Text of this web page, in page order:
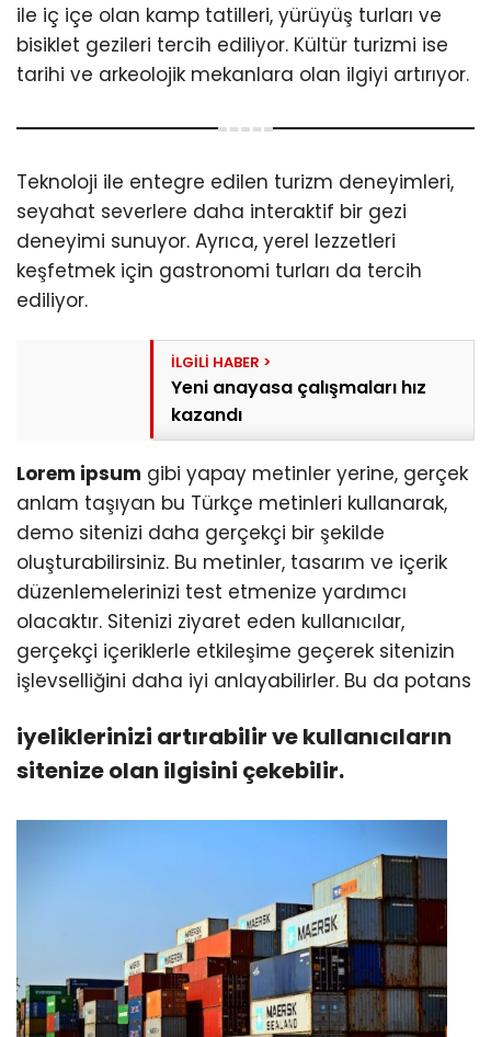
ile iç içe olan kamp tatilleri, yürüyüş turları ve
bisiklet gezileri tercih ediliyor. Kültür turizmi ise
tarihi ve arkeolojik mekanlara olan ilgiyi artırıyor.
Teknoloji ile entegre edilen turizm deneyimleri,
seyahat severlere daha interaktif bir gezi
deneyimi sunuyor. Ayrıca, yerel lezzetleri
keşfetmek için gastronomi turları da tercih
ediliyor.
Yeni anayasa çalışmaları hız
kazandı
Lorem ipsum gibi yapay metinler yerine, gerçek
anlam taşıyan bu Türkçe metinleri kullanarak,
demo sitenizi daha gerçekçi bir şekilde
oluşturabilirsiniz. Bu metinler, tasarım ve içerik
düzenlemelerinizi test etmenize yardımcı
olacaktır. Sitenizi ziyaret eden kullanıcılar,
gerçekçi içeriklerle etkileşime geçerek sitenizin
işlevselliğini daha iyi anlayabilirler. Bu da potans
iyeliklerinizi artırabilir ve kullanıcıların
sitenize olan ilgisini çekebilir.